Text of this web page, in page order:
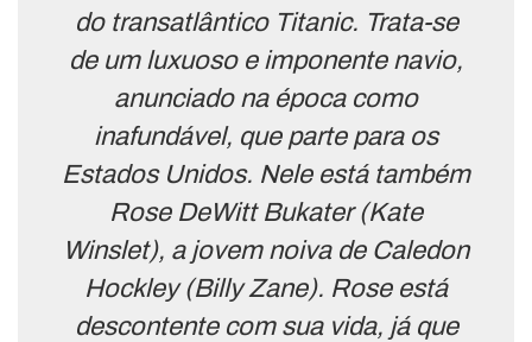
do transatlântico Titanic. Trata-se
de um luxuoso e imponente navio,
anunciado na época como
inafundável, que parte para os
Estados Unidos. Nele está também
Rose DeWitt Bukater (Kate
Winslet), a jovem noiva de Caledon
Hockley (Billy Zane). Rose está
descontente com sua vida, já que